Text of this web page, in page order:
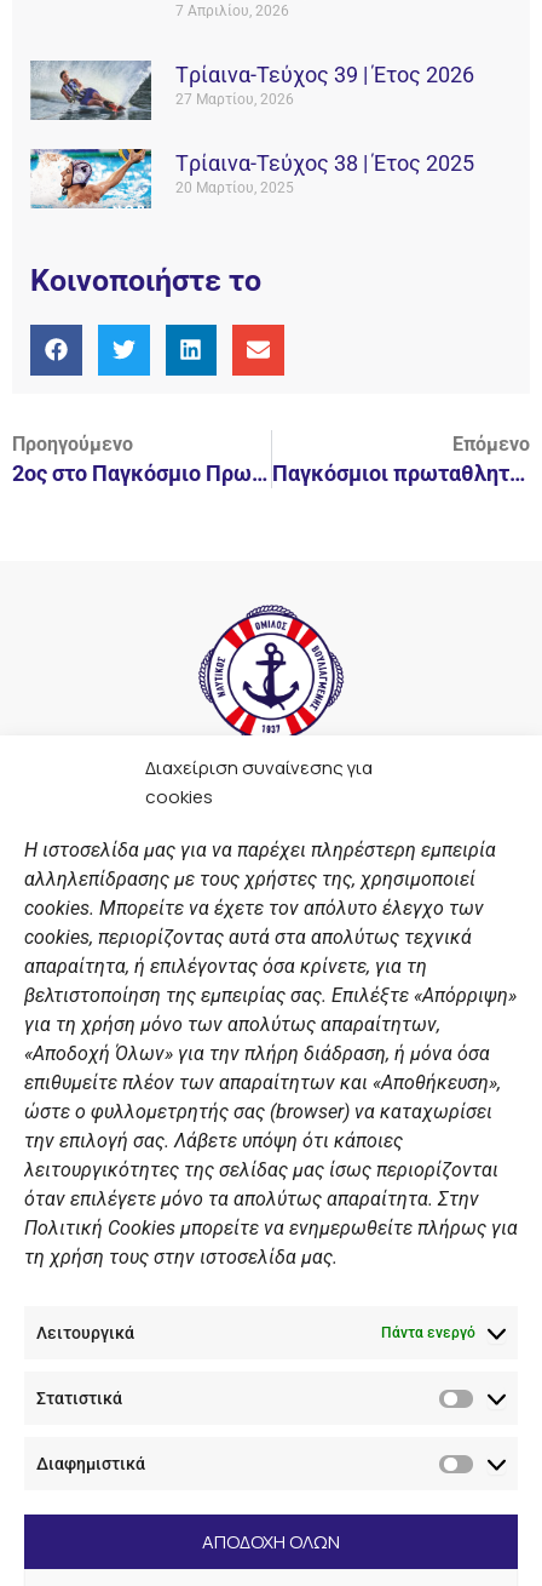
Διαχείριση συναίνεσης για
cookies
Η ιστοσελίδα μας για να παρέχει πληρέστερη εμπειρία
αλληλεπίδρασης με τους χρήστες της, χρησιμοποιεί
cookies. Μπορείτε να έχετε τον απόλυτο έλεγχο των
cookies, περιορίζοντας αυτά στα απολύτως τεχνικά
απαραίτητα, ή επιλέγοντας όσα κρίνετε, για τη
βελτιστοποίηση της εμπειρίας σας. Επιλέξτε «Απόρριψη»
για τη χρήση μόνο των απολύτως απαραίτητων,
«Αποδοχή Όλων» για την πλήρη διάδραση, ή μόνα όσα
επιθυμείτε πλέον των απαραίτητων και «Αποθήκευση»,
ώστε ο φυλλομετρητής σας (browser) να καταχωρίσει
την επιλογή σας. Λάβετε υπόψη ότι κάποιες
λειτουργικότητες της σελίδας μας ίσως περιορίζονται
όταν επιλέγετε μόνο τα απολύτως απαραίτητα. Στην
Πολιτική Cookies μπορείτε να ενημερωθείτε πλήρως για
τη χρήση τους στην ιστοσελίδα μας.
Λειτουργικά Πάντα ενεργό
Στατιστικά
Διαφημιστικά
ΑΠΟΔΟΧΗ ΟΛΩΝ
7 Απριλίου, 2026
Tρίαινα-Τεύχος 39 | Έτος 2026
27 Μαρτίου, 2026
Tρίαινα-Τεύχος 38 | Έτος 2025
20 Μαρτίου, 2025
Κοινοποιήστε το
Προηγούμενο
2ος στο Παγκόσμιο Πρωτάθλημα νεότητας ο Αλέξανδρος Καλπογιαννάκης
Επόμενο
Παγκόσμιοι πρωταθλητές οι Έφηβοι
F
a
e
b
o
o
k
t
a
g
r
a
m
t
u
b
e
n
k
e
d
i
n
ΣΎΝΔΕΣΜΟΙ
Αθλητικές σχολές
Διάπλους
Χορηγοί
Summer Camp
ΠΡΟΣΩΠΙΚΑ ΔΕΔΟΜΕΝΑ
Πολιτική Ιστοσελίδας
Πολιτική Cookies Iστοσελίδας
Γενική Πολιτική ΝΟΒ
Ενημέρωση Summer Camp
ΕΠΙΚΟΙΝΩΝΊΑ
+30 210 89 62 416
Ναυτικός Όμιλος Βουλιαγμένης Λαιμός Βουλιαγμένης